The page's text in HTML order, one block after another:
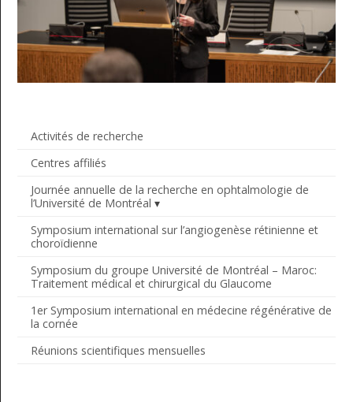
Activités de recherche
Centres affiliés
Journée annuelle de la recherche en ophtalmologie de
l’Université de Montréal
Symposium international sur l’angiogenèse rétinienne et
choroïdienne
Symposium du groupe Université de Montréal – Maroc:
Traitement médical et chirurgical du Glaucome
1er Symposium international en médecine régénérative de
la cornée
Réunions scientifiques mensuelles